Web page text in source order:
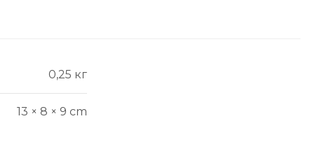
0,25 кг
13 × 8 × 9 cm